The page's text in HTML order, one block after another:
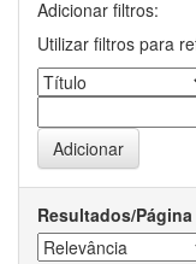
Adicionar filtros:
Utilizar filtros para
Resultados/Página